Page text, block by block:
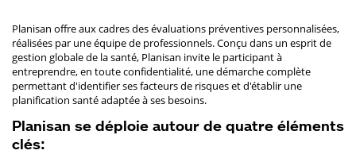
Planisan offre aux cadres des évaluations préventives personnalisées,
réalisées par une équipe de professionnels. Conçu dans un esprit de
gestion globale de la santé, Planisan invite le participant à
entreprendre, en toute confidentialité, une démarche complète
permettant d'identifier ses facteurs de risques et d'établir une
planification santé adaptée à ses besoins.
Planisan se déploie autour de quatre éléments
clés: